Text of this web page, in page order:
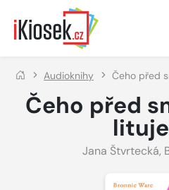
Přejít na hlavní obsah
Audioknihy Čeho před
Čeho před
Jana Štvrtecká,